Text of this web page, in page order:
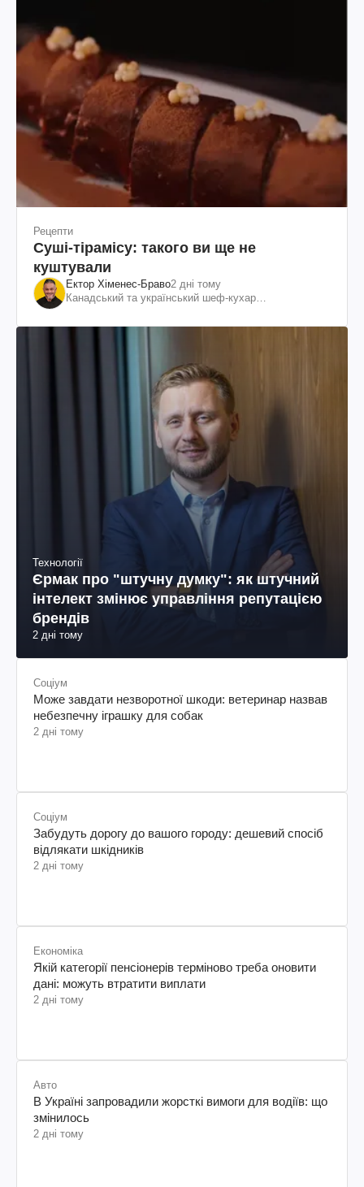
Рецепти
Суші-тірамісу: такого ви ще не
куштували
Ектор Хіменес-Браво2 дні тому
Канадський та український шеф-кухар
Технології
Єрмак про "штучну думку": як штучний
інтелект змінює управління репутацією
брендів
2 дні тому
Соціум
Може завдати незворотної шкоди: ветеринар назвав
небезпечну іграшку для собак
2 дні тому
Соціум
Забудуть дорогу до вашого городу: дешевий спосіб
відлякати шкідників
2 дні тому
Економіка
Якій категорії пенсіонерів терміново треба оновити
дані: можуть втратити виплати
2 дні тому
Авто
В Україні запровадили жорсткі вимоги для водіїв: що
змінилось
2 дні тому